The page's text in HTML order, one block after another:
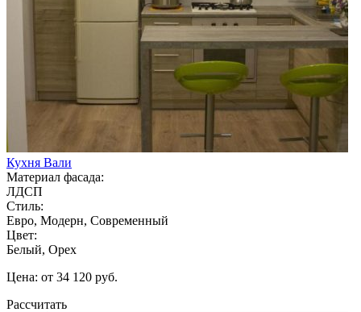
Кухня Вали
Материал фасада:
ЛДСП
Стиль:
Евро, Модерн, Современный
Цвет:
Белый, Орех
Цена: от 34 120 руб.
Рассчитать